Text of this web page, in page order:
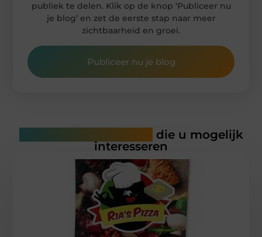
publiek te delen. Klik op de knop ‘Publiceer nu
je blog’ en zet de eerste stap naar meer
zichtbaarheid en groei.
Publiceer nu je blog
die u mogelijk
interesseren